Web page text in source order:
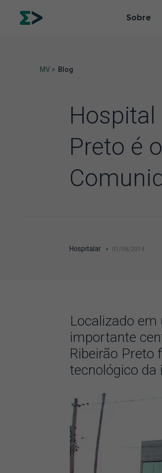
Sobre
MV > Blog
Hospital
Preto é
Hospitalar 01/08/2014
Localizado
importante
Ribeirão Preto
tecnológico da